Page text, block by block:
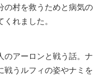
の村を救うためと病気の
れました。
のアーロンと戦う話。ナ
戦うルフィの姿やナミを